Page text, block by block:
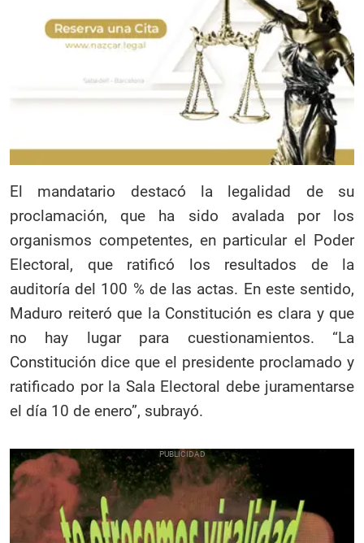
El mandatario destacó la legalidad de su
proclamación, que ha sido avalada por los
organismos competentes, en particular el Poder
Electoral, que ratificó los resultados de la
auditoría del 100 % de las actas. En este sentido,
Maduro reiteró que la Constitución es clara y que
no hay lugar para cuestionamientos. “La
Constitución dice que el presidente proclamado y
ratificado por la Sala Electoral debe juramentarse
el día 10 de enero”, subrayó.